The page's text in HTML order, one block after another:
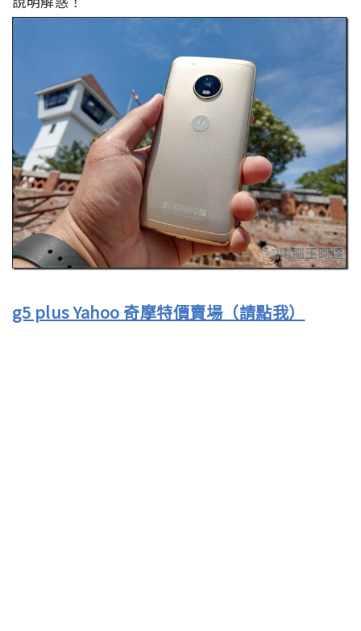
g5 plus Yahoo 奇摩特價賣場（請點我）